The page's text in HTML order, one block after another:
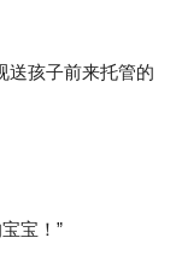
送孩子前来托管的
宝！”